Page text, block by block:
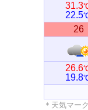
31.3
22.5
26
26.6
19.8
＊天気マー